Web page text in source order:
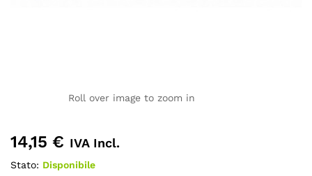
Roll over image to zoom in
14,15 € IVA Incl.
Stato: Disponibile